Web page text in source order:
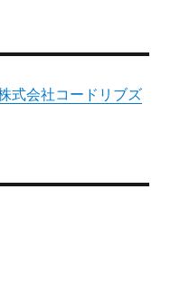
式会社コードリブズ